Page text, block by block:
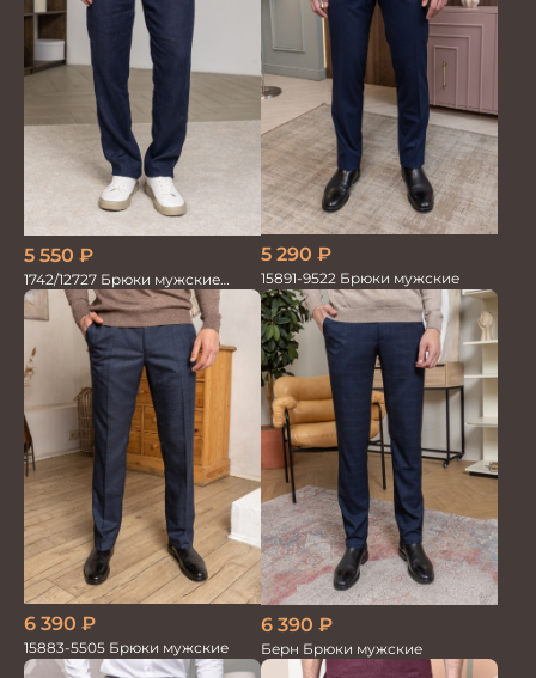
5 550 ₽
1742/12727 Брюки мужские
100%лён т.син
5 290 ₽
15891-9522 Брюки мужские
6 390 ₽
15883-5505 Брюки мужские
6 390 ₽
Берн Брюки мужские